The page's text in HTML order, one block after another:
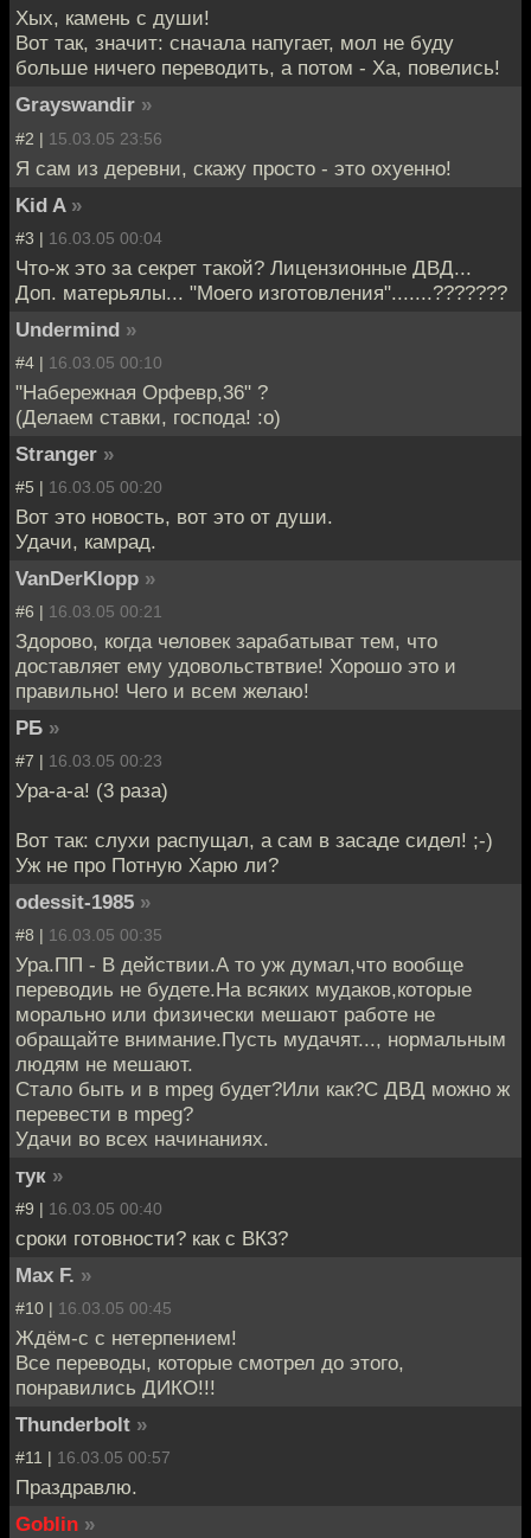
Хых, камень с души!
Вот так, значит: сначала напугает, мол не буду
больше ничего переводить, а потом - Ха, повелись!
Grayswandir »
#2 | 15.03.05 23:56
Я сам из деревни, скажу просто - это охуенно!
Kid A »
#3 | 16.03.05 00:04
Что-ж это за секрет такой? Лицензионные ДВД...
Доп. матерьялы... "Моего изготовления".......???????
Undermind »
#4 | 16.03.05 00:10
"Набережная Орфевр,36" ?
(Делаем ставки, господа! :о)
Stranger »
#5 | 16.03.05 00:20
Вот это новость, вот это от души.
Удачи, камрад.
VanDerKlopp »
#6 | 16.03.05 00:21
Здорово, когда человек зарабатыват тем, что
доставляет ему удовольствтвие! Хорошо это и
правильно! Чего и всем желаю!
РБ »
#7 | 16.03.05 00:23
Ура-а-а! (3 раза)
Вот так: слухи распущал, а сам в засаде сидел! ;-)
Уж не про Потную Харю ли?
odessit-1985 »
#8 | 16.03.05 00:35
Ура.ПП - В действии.А то уж думал,что вообще
переводиь не будете.На всяких мудаков,которые
морально или физически мешают работе не
обращайте внимание.Пусть мудачят..., нормальным
людям не мешают.
Стало быть и в mpeg будет?Или как?С ДВД можно ж
перевести в mpeg?
Удачи во всех начинаниях.
тук »
#9 | 16.03.05 00:40
сроки готовности? как с ВК3?
Max F. »
#10 | 16.03.05 00:45
Ждём-с с нетерпением!
Все переводы, которые смотрел до этого,
понравились ДИКО!!!
Thunderbolt »
#11 | 16.03.05 00:57
Праздравлю.
Goblin »